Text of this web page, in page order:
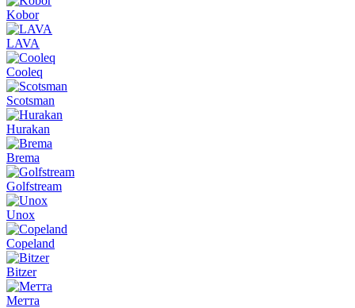
Kobor
LAVA
Cooleq
Scotsman
Hurakan
Brema
Golfstream
Unox
Copeland
Bitzer
Метта